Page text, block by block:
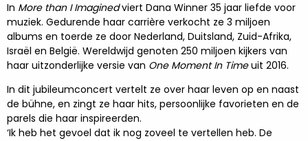
In More than I Imaginedviert Dana Winner 35 jaar liefde voor
muziek. Gedurende haar carrière verkocht ze 3 miljoen
albums en toerde ze door Nederland, Duitsland, Zuid-Afrika,
Israël en België. Wereldwijd genoten 250 miljoen kijkers van
haar uitzonderlijke versie van One Moment In Timeuit 2016.
In dit jubileumconcert vertelt ze over haar leven op en naast
de bühne, en zingt ze haar hits, persoonlijke favorieten en de
parels die haar inspireerden.
‘Ik heb het gevoel dat ik nog zoveel te vertellen heb. De